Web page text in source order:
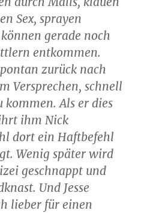
Sex, sprayen
gerade noch
entkommen.
zurück nach
Versprechen, schnell
kommen. Als er dies
ihm Nick
dort ein Haftbefehl
Wenig später wird
geschnappt und
Und Jesse
lieber für einen